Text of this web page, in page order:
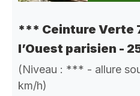
*** Ceinture Verte
l’Ouest parisien -
(Niveau : *** - allure
km/h)